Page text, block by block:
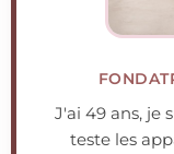
J'ai 49 ans, je
teste les